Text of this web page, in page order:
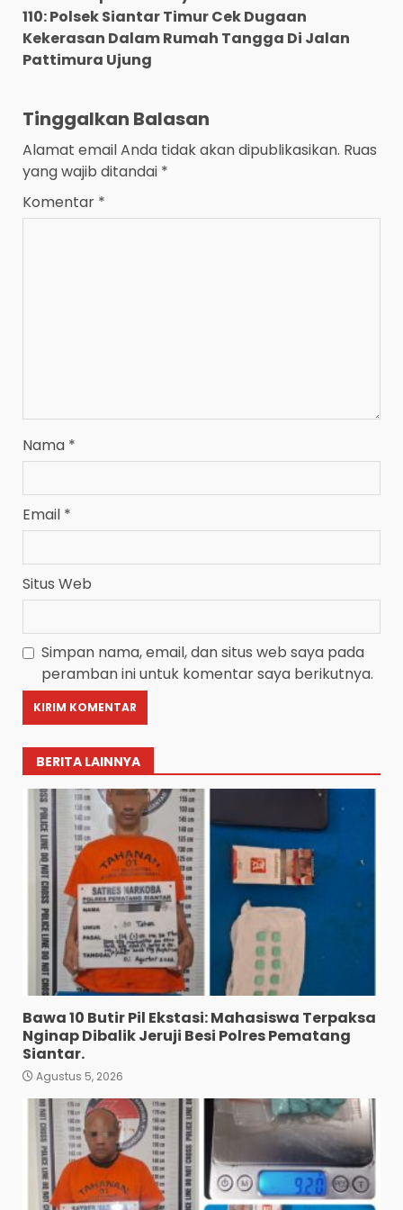
110: Polsek Siantar Timur Cek Dugaan
Kekerasan Dalam Rumah Tangga Di Jalan
Pattimura Ujung
Tinggalkan Balasan
Alamat email Anda tidak akan dipublikasikan. Ruas
yang wajib ditandai *
Komentar *
Nama *
Email *
Situs Web
Simpan nama, email, dan situs web saya pada
peramban ini untuk komentar saya berikutnya.
BERITA LAINNYA
Bawa 10 Butir Pil Ekstasi: Mahasiswa Terpaksa
Nginap Dibalik Jeruji Besi Polres Pematang
Siantar.
Agustus 5, 2026
3
Anak Diduga Diringkus
Polsek Siantar Utara.
Agustus 5, 2026
Polresta Deli Serdang Bekuk